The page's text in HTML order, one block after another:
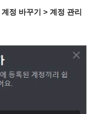
계정 바꾸기 > 계정 관리